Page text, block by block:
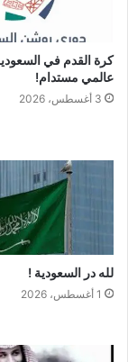
كرة القدم في
عالمي مستدام!
3 أغسطس، 2026
لله در السعودية !
1 أغسطس، 2026